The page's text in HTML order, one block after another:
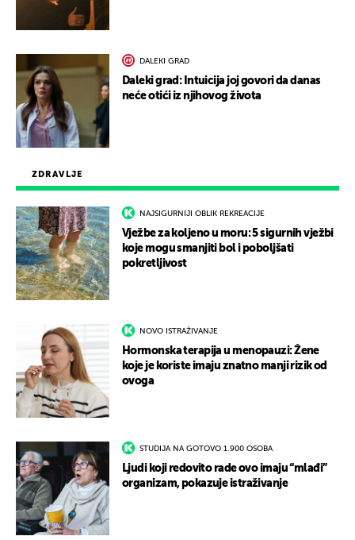
ZDRAVLJE
NAJSIGURNIJI OBLIK REKREACIJE
Vježbe za koljeno u moru: 5 sigurnih vježbi
koje mogu smanjiti bol i poboljšati
pokretljivost
NOVO ISTRAŽIVANJE
Hormonska terapija u menopauzi: Žene
koje je koriste imaju znatno manji rizik od
ovoga
STUDIJA NA GOTOVO 1.900 OSOBA
Ljudi koji redovito rade ovo imaju “mlađi”
organizam, pokazuje istraživanje
DALEKI GRAD
Daleki grad: Intuicija joj govori da danas
neće otići iz njihovog života